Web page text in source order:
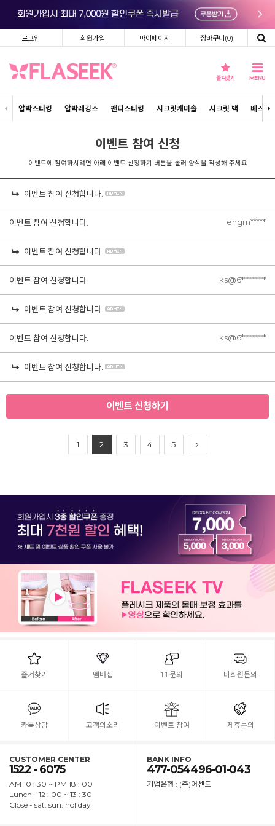
로그인 회원가입 마이페이지 장바구니(0)
즐겨찾기 MENU
압박스타킹 압박레깅스 팬티스타킹 시크릿캐미솔 시크릿 백 베스트
이벤트 참여 신청
이벤트에 참여하시려면 아래 이벤트 신청하기 버튼을 눌러 양식을 작성해 주세요
이벤트 참여 신청합니다.
이벤트 참여 신청합니다. engm*****
이벤트 참여 신청합니다.
이벤트 참여 신청합니다. ks@6********
이벤트 참여 신청합니다.
이벤트 참여 신청합니다. ks@6********
이벤트 참여 신청합니다.
이벤트 신청하기
1 2 3 4 5
즐겨찾기 멤버십 1:1 문의 비회원문의
카톡상담 고객의소리 이벤트 참여 제휴문의
CUSTOMER CENTER
1522 - 6075
AM 10 : 30 ~ PM 18 : 00
Lunch - 12 : 00 ~ 13 : 30
Close - sat. sun. holiday
BANK INFO
477-054496-01-043
기업은행 : (주)어센드